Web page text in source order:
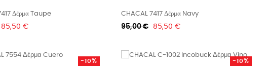
Δέρμα Taupe
Τιμή
85,50 €
CHACAL 7417 Δέρμα Navy
Κανονική
95,00 € Τιμή
85,50 €
-10% -10%